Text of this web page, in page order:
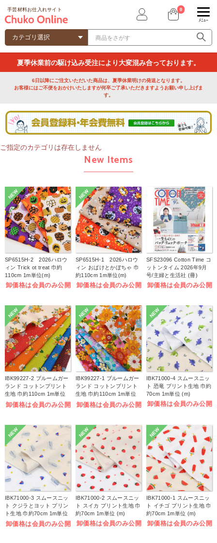
手芸材料お仕入れサイト 0
ﾒﾆｭｰ
夏季休業前の駆け込み受注により大変混み合っております。
6日以降にご注文いただいた商品は、夏季休業明けの発送となります。
お客様にはご不便をおかけいたしますが何卒ご了承いただきますようお願い申し上げま
す。
ご指定のカテゴリは存在しません
New Items
NEW
SP6515H-2 2026ハロウ
ィン Trick ot treat 巾約
110cm 1m単位(m)
卸価格は会員のみ公開
NEW
SP6515H-1 2026ハロウ
ィン おばけとかぼちゃ 巾
約110cm 1m単位(m)
卸価格は会員のみ公開
SFS23096 Cotton Time コ
ットンタイム 2026年9月
号/主婦と生活社 (冊)
卸価格は会員のみ公開
NEW
IBK99227-2 ブルームガー
ランド コットンプリント
生地 巾約110cm 1m単位
(m)
卸価格は会員のみ公開
NEW
IBK99227-1 ブルームガー
ランド コットンプリント
生地 巾約110cm 1m単位
(m)
卸価格は会員のみ公開
NEW
IBK71000-4 スムースニッ
ト 恐竜 プリント生地 巾約
70cm 1m単位 (m)
卸価格は会員のみ公開
NEW
IBK71000-3 スムースニッ
ト クジラとヨット プリン
ト生地 巾約70cm 1m単位
(m)
卸価格は会員のみ公開
NEW
IBK71000-2 スムースニッ
ト スイカ プリント生地 巾
約70cm 1m単位 (m)
卸価格は会員のみ公開
NEW
IBK71000-1 スムースニッ
ト イチゴ プリント生地 巾
約70cm 1m単位 (m)
卸価格は会員のみ公開